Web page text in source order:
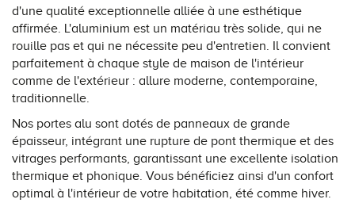
d'une qualité exceptionnelle alliée à une esthétique
affirmée. L'aluminium est un matériau très solide, qui ne
rouille pas et qui ne nécessite peu d'entretien. Il convient
parfaitement à chaque style de maison de l'intérieur
comme de l'extérieur : allure moderne, contemporaine,
traditionnelle.
Nos portes alu sont dotés de panneaux de grande
épaisseur, intégrant une rupture de pont thermique et des
vitrages performants, garantissant une excellente isolation
thermique et phonique. Vous bénéficiez ainsi d'un confort
optimal à l'intérieur de votre habitation, été comme hiver.